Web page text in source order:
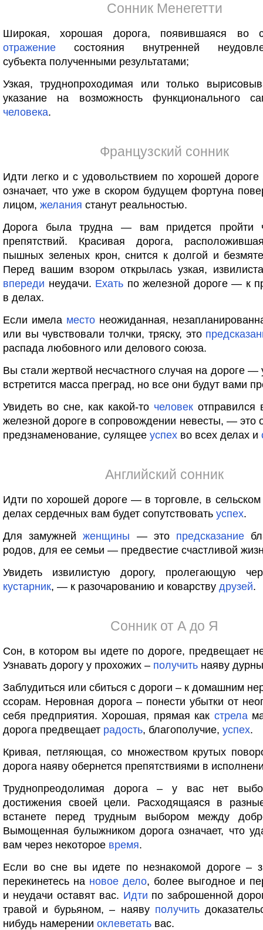
Сонник Менегетти
Широкая, хорошая дорога, появившаяся
отражение состояния внутренней
субъекта полученными результатами;
Узкая, труднопроходимая или только
указание на возможность функционального
человека.
Французский сонник
Идти легко и с удовольствием по хорошей
означает, что уже в скором будущем фортуна
лицом, желания станут реальностью.
Дорога была трудна — вам придется пройти
препятствий. Красивая дорога,
пышных зеленых крон, снится к долгой и
Перед вашим взором открылась узкая,
впереди неудачи. Ехать по железной дороге — к
в делах.
Если имела место неожиданная,
или вы чувствовали толчки, тряску, это
распада любовного или делового союза.
Вы стали жертвой несчастного случая на дороге —
встретится масса преград, но все они будут вами
Увидеть во сне, как какой-то человек отправился
железной дороге в сопровождении невесты, — это
предзнаменование, сулящее успех во всех делах и
Английский сонник
Идти по хорошей дороге — в торговле, в сельском
делах сердечных вам будет сопутствовать успех.
Для замужнейженщины — это предсказание
родов, для ее семьи — предвестие счастливой
Увидеть извилистую дорогу, пролегающую
кустарник, — к разочарованию и коварству друзей.
Сонник от А до Я
Сон, в котором вы идете по дороге, предвещает
Узнавать дорогу у прохожих – получить наяву
Заблудиться или сбиться с дороги – к домашним
ссорам. Неровная дорога – понести убытки от
себя предприятия. Хорошая, прямая как стрела
дорога предвещает радость, благополучие, успех.
Кривая, петляющая, со множеством крутых
дорога наяву обернется препятствиями в
Труднопреодолимая дорога – у вас нет
достижения своей цели. Расходящаяся в
встанете перед трудным выбором между
Вымощенная булыжником дорога означает, что
вам через некоторое время.
Если во сне вы идете по незнакомой дороге –
перекинетесь на новое дело, более выгодное и
и неудачи оставят вас. Идти по заброшенной
травой и бурьяном, – наяву получить
нибудь намерении оклеветать вас.